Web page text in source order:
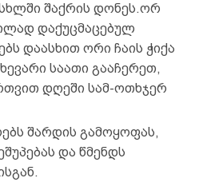
შაქრის დონეს.ორ
დაქუცმაცებულ
დაასხით ორი ჩაის ჭიქა
საათი გააჩერეთ,
დღეში სამ-ოთხჯერ
შარდის გამოყოფას,
და წმენდს